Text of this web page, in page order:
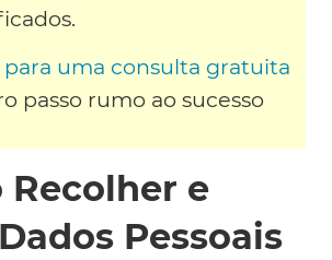
uma consulta gratuita
passo rumo ao sucesso
Recolher e
Pessoais